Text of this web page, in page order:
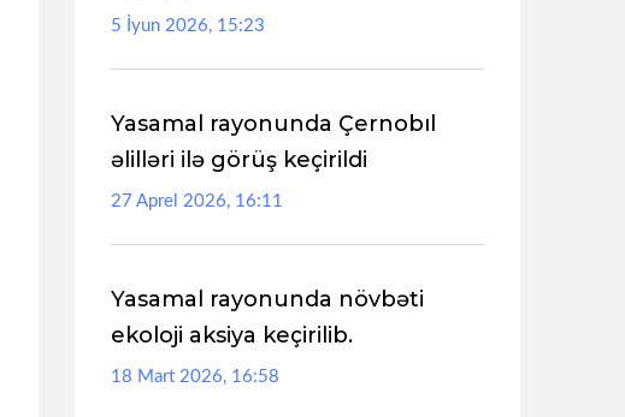
5 İyun 2026, 15:23
Yasamal rayonunda Çernobıl
əlilləri ilə görüş keçirildi
27 Aprel 2026, 16:11
Yasamal rayonunda növbəti
ekoloji aksiya keçirilib.
18 Mart 2026, 16:58